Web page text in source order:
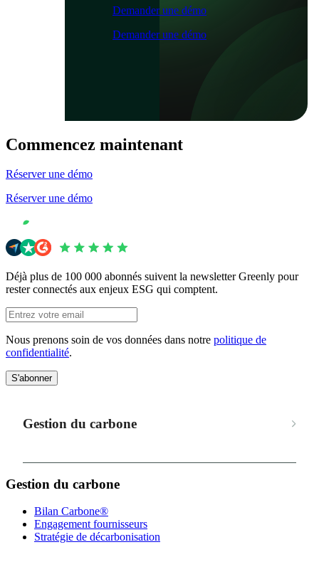
Demander une démo
Demander une démo
Commencez maintenant
Réserver une démo
Réserver une démo
Déjà plus de 100 000 abonnés suivent la newsletter Greenly pour
rester connectés aux enjeux ESG qui comptent.
Nous prenons soin de vos données dans notre politique de
confidentialité.
S'abonner
Gestion du carbone
Gestion du carbone
Bilan Carbone®
Engagement fournisseurs
Stratégie de décarbonisation